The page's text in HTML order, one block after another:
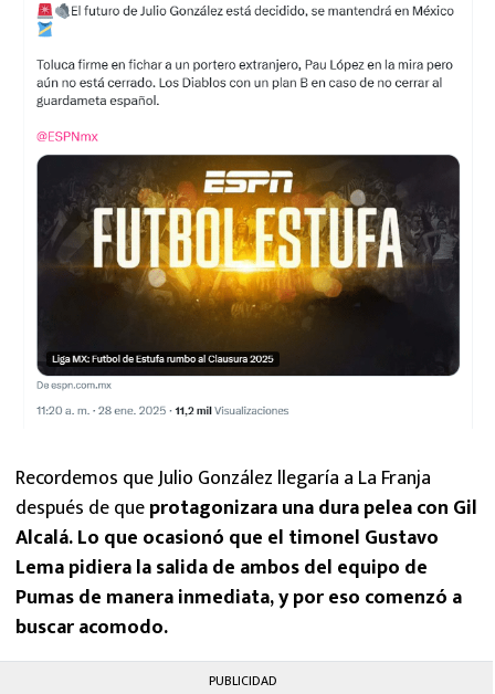
Recordemos que Julio González llegaría a La Franja
después de queprotagonizara una dura pelea con Gil
Alcalá. Lo que ocasionó que el timonel Gustavo
Lema pidiera la salida de ambos del equipo de
Pumas de manera inmediata, y por eso comenzó a
buscar acomodo.
PUBLICIDAD